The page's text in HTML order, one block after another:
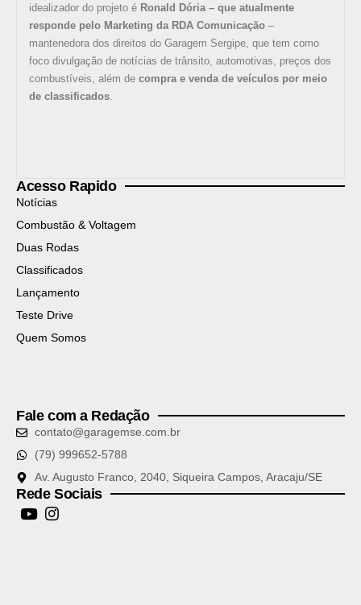
idealizador do projeto é Ronald Dória – que atualmente
responde pelo Marketing da RDA Comunicação –
mantenedora dos direitos do Garagem Sergipe, que tem como
foco divulgação de notícias de trânsito, automotivas, preços dos
combustíveis, além de compra e venda de veículos por meio
de classificados
Acesso Rapido
Notícias
Combustão & Voltagem
Duas Rodas
Classificados
Lançamento
Teste Drive
Quem Somos
Fale com a Redação
contato@garagemse.com.br
(79) 999652-5788
Av. Augusto Franco, 2040, Siqueira Campos, Aracaju/SE
Rede Sociais